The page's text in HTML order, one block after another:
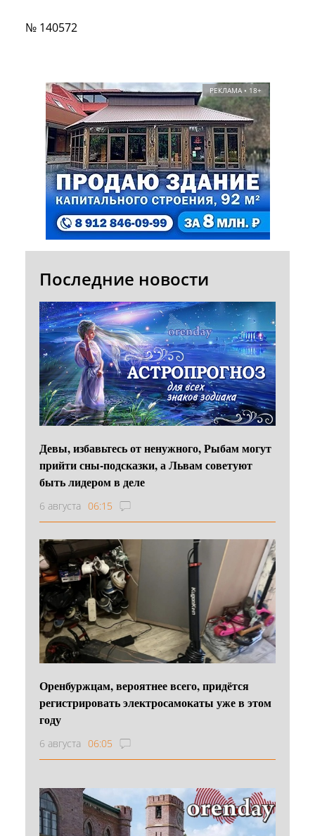
№ 140572
РЕКЛАМА • 18+
Последние новости
Девы, избавьтесь от ненужного, Рыбам могут
прийти сны-подсказки, а Львам советуют
быть лидером в деле
6 августа 06:15
Оренбуржцам, вероятнее всего, придётся
регистрировать электросамокаты уже в этом
году
6 августа 06:05